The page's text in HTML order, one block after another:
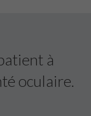
à
oculaire.